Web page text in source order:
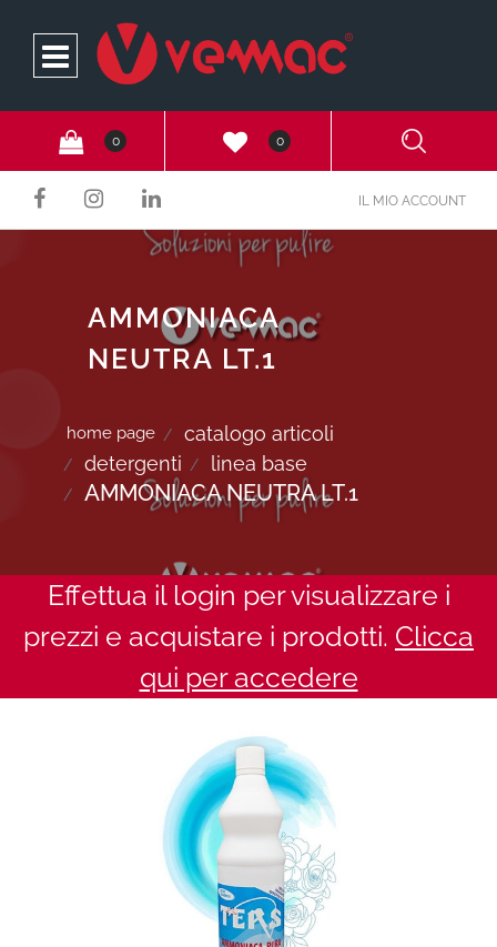
Open
0 0
IL MIO ACCOUNT
AMMONIACA
NEUTRA LT.1
home page
catalogo articoli
detergenti
linea base
AMMONIACA NEUTRA LT.1
Effettua il login per visualizzare i
prezzi e acquistare i prodotti. Clicca
qui per accedere